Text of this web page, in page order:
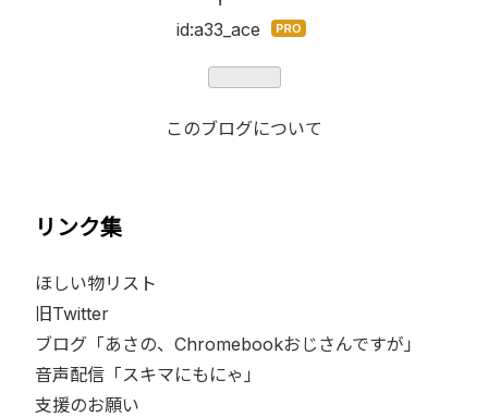
id:a33_ace はて
ログ
このブログについて
リンク集
ほしい物リスト
旧Twitter
ブログ「あさの、Chromebookおじさんですが」
音声配信「スキマにもにゃ」
支援のお願い